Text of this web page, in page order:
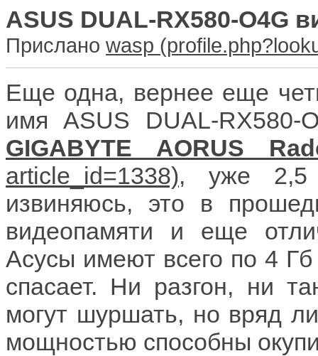
ASUS DUAL-RX580-O4G
Прислано wasp
Еще одна, вернее еще
имя ASUS DUAL-RX580-
GIGABYTE AORUS
, уже 2,5
извиняюсь, это в
видеопамяти и еще
Асусы имеют всего по 4
спасает. Ни разгон, ни
могут шуршать, но вряд
мощностью способны